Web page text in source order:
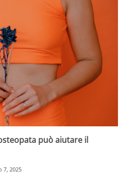
può aiutare il
7, 2025